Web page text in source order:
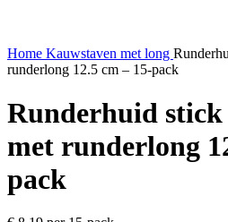
Home Kauwstaven met long
runderlong 12.5 cm – 15-pack
Runderhuid
met runderlong
pack